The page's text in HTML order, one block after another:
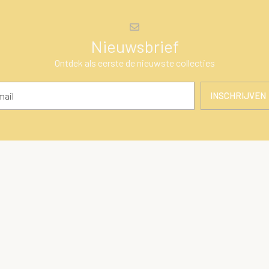
Nieuwsbrief
Ontdek als eerste de nieuwste collecties
INSCHRIJVEN